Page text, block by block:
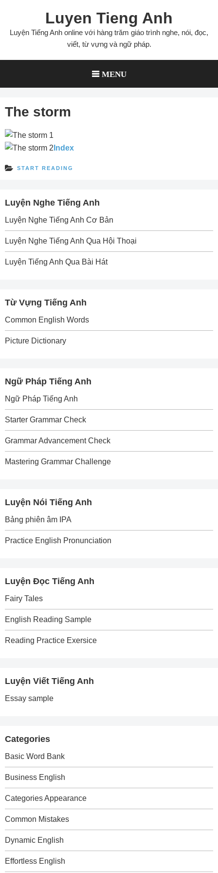
content
Luyen Tieng Anh
Luyện Tiếng Anh online với hàng trăm giáo trình nghe, nói, đọc,
viết, từ vựng và ngữ pháp.
MENU
The storm
Index
START READING
Luyện Nghe Tiếng Anh
Luyện Nghe Tiếng Anh Cơ Bản
Luyện Nghe Tiếng Anh Qua Hội Thoại
Luyện Tiếng Anh Qua Bài Hát
Từ Vựng Tiếng Anh
Common English Words
Picture Dictionary
Ngữ Pháp Tiếng Anh
Ngữ Pháp Tiếng Anh
Starter Grammar Check
Grammar Advancement Check
Mastering Grammar Challenge
Luyện Nói Tiếng Anh
Bảng phiên âm IPA
Practice English Pronunciation
Luyện Đọc Tiếng Anh
Fairy Tales
English Reading Sample
Reading Practice Exersice
Luyện Viết Tiếng Anh
Essay sample
Categories
Basic Word Bank
Business English
Categories Appearance
Common Mistakes
Dynamic English
Effortless English